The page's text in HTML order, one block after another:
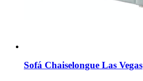
Sofá Chaiselongue Las Vegas